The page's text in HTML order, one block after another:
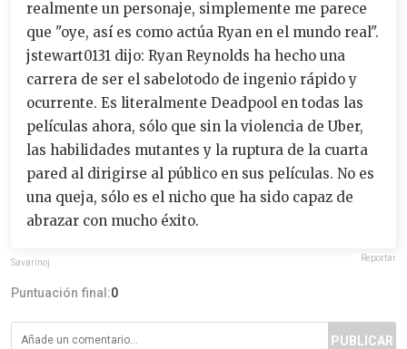
realmente un personaje, simplemente me parece
que "oye, así es como actúa Ryan en el mundo real".
jstewart0131 dijo: Ryan Reynolds ha hecho una
carrera de ser el sabelotodo de ingenio rápido y
ocurrente. Es literalmente Deadpool en todas las
películas ahora, sólo que sin la violencia de Uber,
las habilidades mutantes y la ruptura de la cuarta
pared al dirigirse al público en sus películas. No es
una queja, sólo es el nicho que ha sido capaz de
abrazar con mucho éxito.
Savarinoj Reportar
Puntuación final:0
PUBLICAR